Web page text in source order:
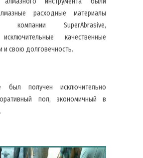
расходные материалы
компании SuperAbrasive,
качественные
и свою долговечность.
был получен исключительно
пол, экономичный в